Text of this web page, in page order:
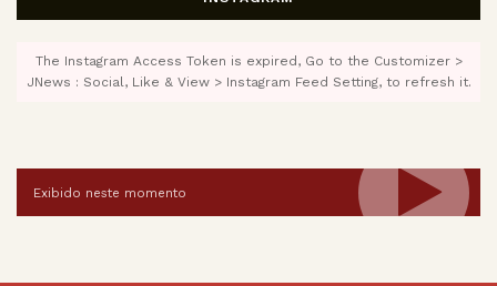
The Instagram Access Token is expired, Go to the Customizer >
JNews : Social, Like & View > Instagram Feed Setting, to refresh it.
Exibido neste momento